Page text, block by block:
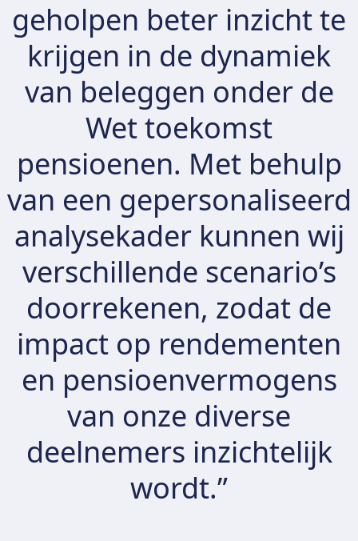
geholpen beter inzicht te
krijgen in de dynamiek
van beleggen onder de
Wet toekomst
pensioenen. Met behulp
van een gepersonaliseerd
analysekader kunnen wij
verschillende scenario’s
doorrekenen, zodat de
impact op rendementen
en pensioenvermogens
van onze diverse
deelnemers inzichtelijk
wordt.”